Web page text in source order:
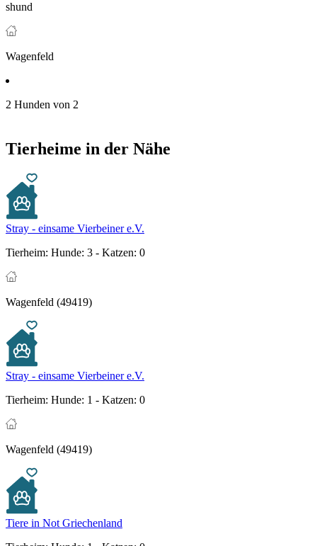
shund
Wagenfeld
2 Hunden von 2
Tierheime in der Nähe
Stray - einsame Vierbeiner e.V.
Tierheim: Hunde: 3 - Katzen: 0
Wagenfeld (49419)
Stray - einsame Vierbeiner e.V.
Tierheim: Hunde: 1 - Katzen: 0
Wagenfeld (49419)
Tiere in Not Griechenland